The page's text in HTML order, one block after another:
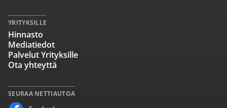
SEURAA NETTIAUTOA
YRITYKSILLE
Hinnasto
Mediatiedot
Palvelut Yrityksille
Ota yhteyttä